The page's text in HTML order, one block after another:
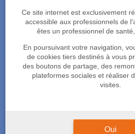
Ce site internet est exclusivement
accessible aux professionnels de
êtes un professionnel de
En poursuivant votre navigation,
de cookies tiers destinés à vous
des boutons de partage, des
plateformes sociales et réaliser
visites.
Oui
CARTOUCHES EN PACK